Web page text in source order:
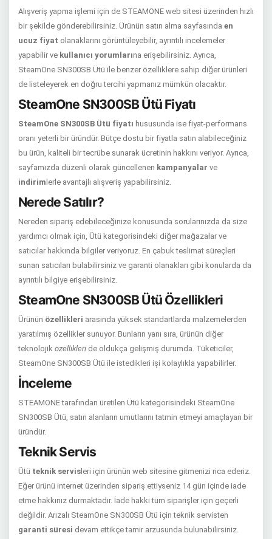
Alışveriş yapma işlemi için de STEAMONE web sitesi üzerinden hızlı
bir şekilde gönderebilirsiniz. Ürünün satın alma sayfasında en
ucuz fiyat olanaklarını görüntüleyebilir, ayrıntılı incelemeler
yapabilir ve kullanıcı yorumlarına erişebilirsiniz. Ayrıca,
SteamOne SN300SB Ütü ile benzer özelliklere sahip diğer ürünleri
de listeleyerek en doğru tercihi yapmanız mümkün olacaktır.
SteamOne SN300SB Ütü Fiyatı
SteamOne SN300SB Ütü fiyatı hususunda ise fiyat-performans
oranı yeterli bir üründür. Bütçe dostu bir fiyatla satın alabileceğiniz
bu ürün, kaliteli bir tecrübe sunarak ücretinin hakkını veriyor. Ayrıca,
sayfamızda düzenli olarak güncellenen kampanyalar ve
indirim lerle avantajlı alışveriş yapabilirsiniz.
Nerede Satılır?
Nereden sipariş edebileceğinize konusunda sorularınızda da size
yardımcı olmak için, Ütü kategorisindeki diğer mağazalar ve
satıcılar hakkında bilgiler veriyoruz. En çabuk teslimat süreçleri
sunan satıcıları bulabilirsiniz ve garanti olanakları gibi konularda da
ayrıntılı bilgiye erişebilirsiniz.
SteamOne SN300SB Ütü Özellikleri
Ürünün özellikleri arasında yüksek standartlarda malzemelerden
yaratılmış özellikler sunuyor. Bunların yanı sıra, ürünün diğer
teknolojik özellikleri de oldukça gelişmiş durumda. Tüketiciler,
SteamOne SN300SB Ütü ile istedikleri işi kolaylıkla yapabilirler.
İnceleme
STEAMONE tarafından üretilen Ütü kategorisindeki SteamOne
SN300SB Ütü, satın alanların umutlarını tatmin etmeyi amaçlayan bir
üründür.
Teknik Servis
Ütü teknik servis leri için ürünün web sitesine gitmenizi rica ederiz.
Eğer ürünü internet üzerinden sipariş ettiyseniz 14 gün içinde iade
etme hakkınız durmaktadır. İade hakkı tüm siparişler için geçerli
değildir. Arızalı SteamOne SN300SB Ütü için teknik servisten
garanti süresi devam ettikçe tamir arzusunda bulunabilirsiniz.